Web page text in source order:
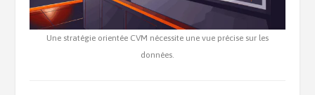
Une stratégie orientée CVM nécessite une vue précise sur les
données.